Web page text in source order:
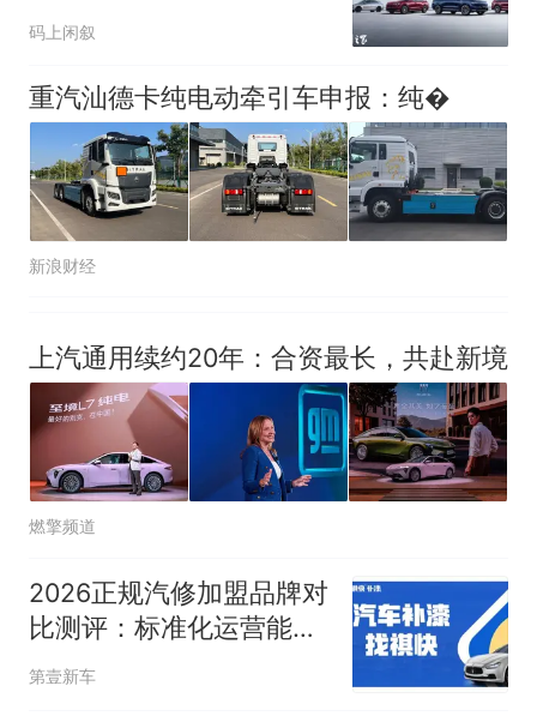
为乾崑智驾ADS 5
码上闲叙
重汽汕德卡纯电动牵引车申报：纯�
新浪财经
上汽通用续约20年：合资最长，共赴新境
燃擎频道
2026正规汽修加盟品牌对
比测评：标准化运营能力
哪家更专业
第壹新车